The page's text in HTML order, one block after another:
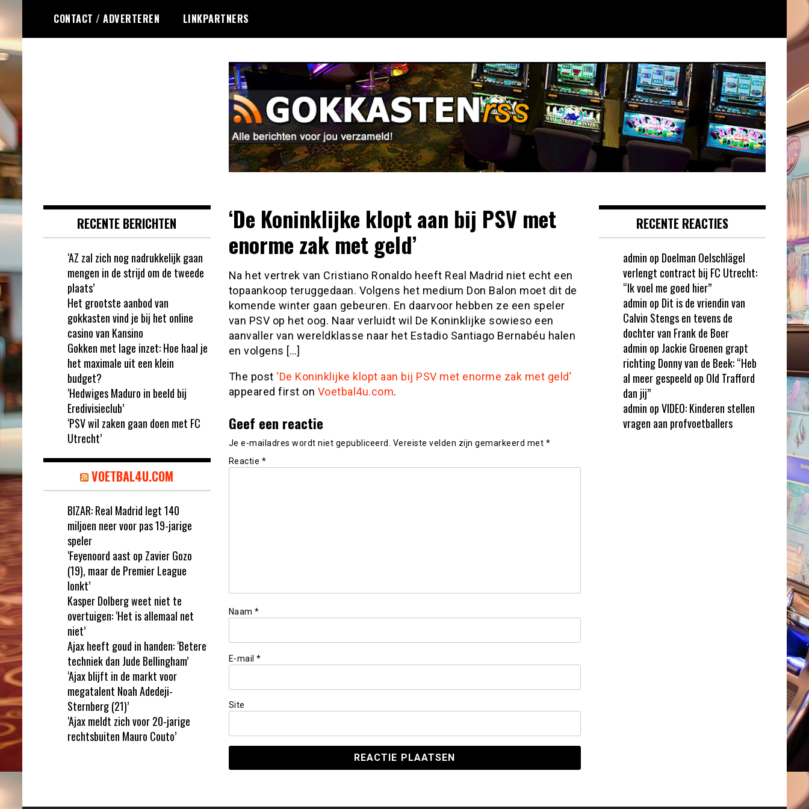
de
inhoud
CONTACT / ADVERTEREN LINKPARTNERS
‘De Koninklijke klopt aan bij PSV met
enorme zak met geld’
Na het vertrek van Cristiano Ronaldo heeft Real Madrid niet echt een
topaankoop teruggedaan. Volgens het medium Don Balon moet dit de
komende winter gaan gebeuren. En daarvoor hebben ze een speler
van PSV op het oog. Naar verluidt wil De Koninklijke sowieso een
aanvaller van wereldklasse naar het Estadio Santiago Bernabéu halen
en volgens […]
The post ‘De Koninklijke klopt aan bij PSV met enorme zak met geld’
appeared first on Voetbal4u.com.
Geef een reactie
Je e-mailadres wordt niet gepubliceerd. Vereiste velden zijn gemarkeerd met *
Reactie *
Naam *
E-mail *
Site
RECENTE BERICHTEN
‘AZ zal zich nog nadrukkelijk gaan
mengen in de strijd om de tweede
plaats’
Het grootste aanbod van
gokkasten vind je bij het online
casino van Kansino
Gokken met lage inzet: Hoe haal je
het maximale uit een klein
budget?
‘Hedwiges Maduro in beeld bij
Eredivisieclub’
‘PSV wil zaken gaan doen met FC
Utrecht’
VOETBAL4U.COM
BIZAR: Real Madrid legt 140
miljoen neer voor pas 19-jarige
speler
‘Feyenoord aast op Zavier Gozo
(19), maar de Premier League
lonkt’
Kasper Dolberg weet niet te
overtuigen: ‘Het is allemaal net
niet’
Ajax heeft goud in handen: ‘Betere
techniek dan Jude Bellingham’
‘Ajax blijft in de markt voor
megatalent Noah Adedeji-
Sternberg (21)’
‘Ajax meldt zich voor 20-jarige
rechtsbuiten Mauro Couto’
RECENTE REACTIES
admin op Doelman Oelschlägel
verlengt contract bij FC Utrecht:
“Ik voel me goed hier”
admin op Dit is de vriendin van
Calvin Stengs en tevens de
dochter van Frank de Boer
admin op Jackie Groenen grapt
richting Donny van de Beek: “Heb
al meer gespeeld op Old Trafford
dan jij”
admin opVIDEO: Kinderen stellen
vragen aan profvoetballers